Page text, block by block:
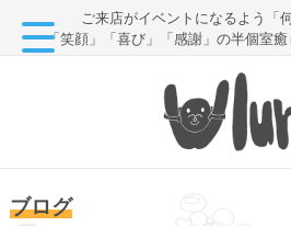
ご来店がイベントになるよう「
「笑顔」「喜び」「感謝」の半個室
ブログ